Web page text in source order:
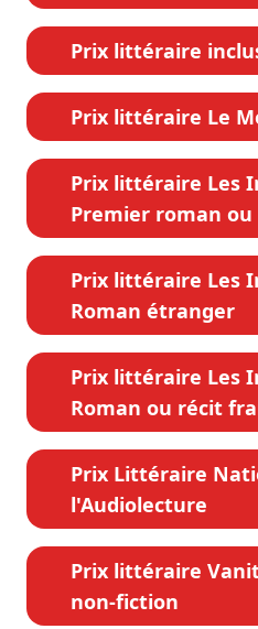
Prix littéraire
Prix littéraire Le
Prix littéraire Les
Premier roman
Prix littéraire Les
Roman étranger
Prix littéraire Les
Roman ou récit
Prix Littéraire
l'Audiolecture
Prix littéraire
non-fiction